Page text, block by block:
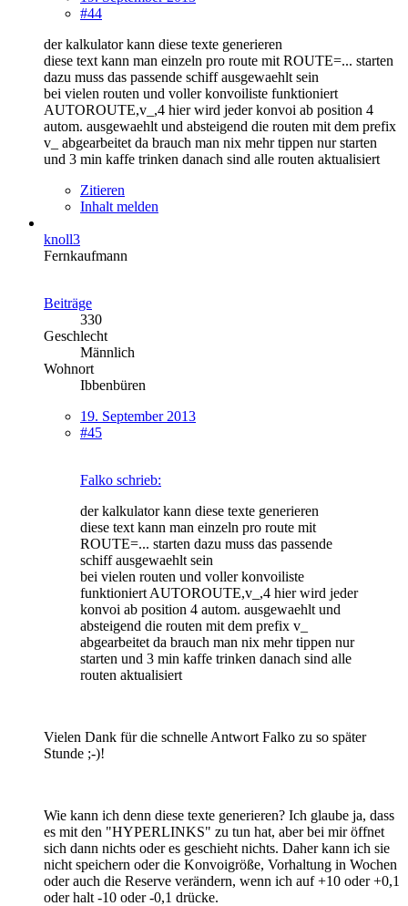
#44
der kalkulator kann diese texte generieren
diese text kann man einzeln pro route mit ROUTE=... starten
dazu muss das passende schiff ausgewaehlt sein
bei vielen routen und voller konvoiliste funktioniert
AUTOROUTE,v_,4 hier wird jeder konvoi ab position 4
autom. ausgewaehlt und absteigend die routen mit dem prefix
v_ abgearbeitet da brauch man nix mehr tippen nur starten
und 3 min kaffe trinken danach sind alle routen aktualisiert
Zitieren
Inhalt melden
knoll3
Fernkaufmann
Beiträge
330
Geschlecht
Männlich
Wohnort
Ibbenbüren
19. September 2013
#45
Falko schrieb:
der kalkulator kann diese texte generieren
diese text kann man einzeln pro route mit
ROUTE=... starten dazu muss das passende
schiff ausgewaehlt sein
bei vielen routen und voller konvoiliste
funktioniert AUTOROUTE,v_,4 hier wird jeder
konvoi ab position 4 autom. ausgewaehlt und
absteigend die routen mit dem prefix v_
abgearbeitet da brauch man nix mehr tippen nur
starten und 3 min kaffe trinken danach sind alle
routen aktualisiert
Vielen Dank für die schnelle Antwort Falko zu so später
Stunde ;-)!
Wie kann ich denn diese texte generieren? Ich glaube ja, dass
es mit den "HYPERLINKS" zu tun hat, aber bei mir öffnet
sich dann nichts oder es geschieht nichts. Daher kann ich sie
nicht speichern oder die Konvoigröße, Vorhaltung in Wochen
oder auch die Reserve verändern, wenn ich auf +10 oder +0,1
oder halt -10 oder -0,1 drücke.